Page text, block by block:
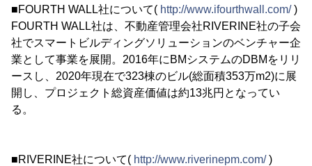
■FOURTH WALL社について( http://www.ifourthwall.com/)
FOURTH WALL社は、不動産管理会社RIVERINE社の子会
社でスマートビルディングソリューションのベンチャー企
業として事業を展開。2016年にBMシステムのDBMをリリ
ースし、2020年現在で323棟のビル(総面積353万m2)に展
開し、プロジェクト総資産価値は約13兆円となってい
る。
■RIVERINE社について( http://www.riverinepm.com/)